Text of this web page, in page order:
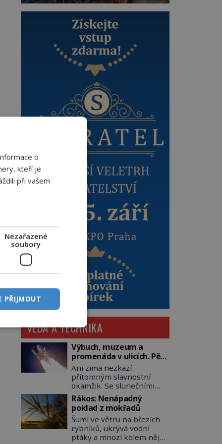
VĚDA A TECHNIKA
Výbuch, muzeum a
promenáda v ulicích. Pět
osudů nejslavnějších
raketoplánů
Ani zima nezkazí
přítomným slavnostní
okamžik. Se slunečními
brýlemi hledí na startující
raketu, která má do
vesmíru vynést kromě
posádky také obyčejnou
učitelku. Po několika
sekundách všem ztuhnou
Rákos: Nenápadný
poklad z mokřadů
Šumí ve větru na březích
rybníků, ukrývá vodní
ptáky a mnozí kolem něj
o
kteří je
při vašem
Nezařazené
soubory
PŘIJMOUT